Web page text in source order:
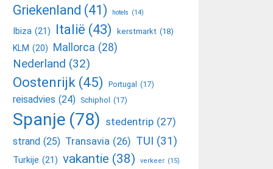
Griekenland (41) hotels (14)
Ibiza (21) Italië (43) kerstmarkt (18)
KLM (20) Mallorca (28)
Nederland (32)
Oostenrijk (45) Portugal (17)
reisadvies (24) Schiphol (17)
Spanje (78) stedentrip (27)
strand (25) Transavia (26) TUI (31)
Turkije (21) vakantie (38) verkeer (15)